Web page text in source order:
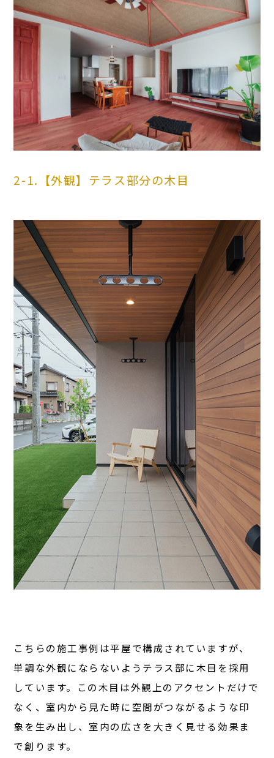
2-1.【外観】テラス部分の木目
こちらの施工事例は平屋で構成されていますが、
単調な外観にならないようテラス部に木目を採用
しています。この木目は外観上のアクセントだけで
なく、室内から見た時に空間がつながるような印
象を生み出し、室内の広さを大きく見せる効果ま
で創ります。